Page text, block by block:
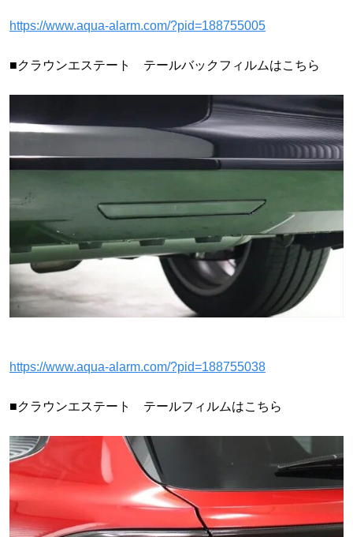
https://www.aqua-alarm.com/?pid=188755005
■クラウンエステート テールバックフィルムはこちら
https://www.aqua-alarm.com/?pid=188755038
■クラウンエステート テールフィルムはこちら